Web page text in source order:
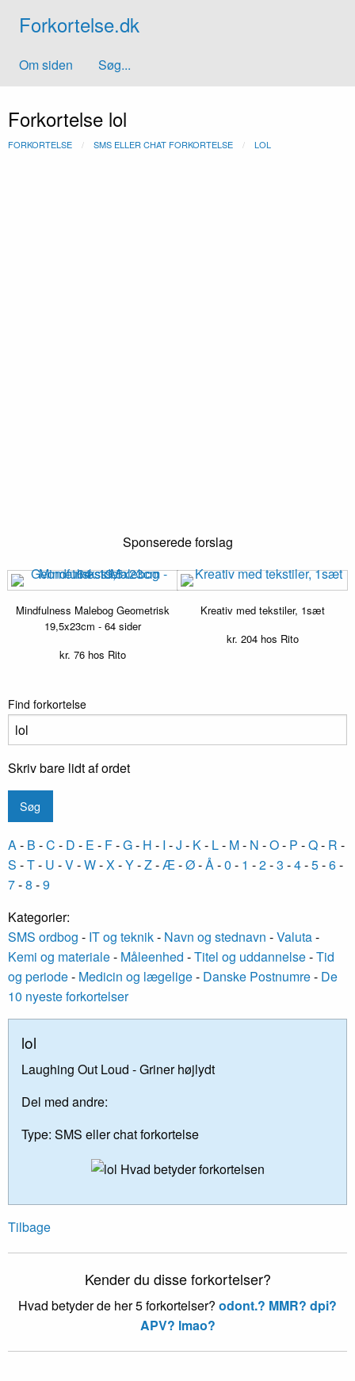
Forkortelse.dk
Om siden Søg...
Forkortelse lol
FORKORTELSE SMS ELLER CHAT FORKORTELSE LOL
Sponserede forslag
Mindfulness Malebog Geometrisk
19,5x23cm - 64 sider
kr. 76 hos Rito
Kreativ med tekstiler, 1sæt
kr. 204hos Rito
Find forkortelse
Skriv bare lidt af ordet
A- B -C - D - E - F-G- H - I -J - K- L- M- N -O- P -Q- R -
S -T- U -V-W-X-Y-Z-Æ-Ø-Å-0 - 1 -2-3 -4-5-6-
7-8 -9
Kategorier:
SMS ordbog - IT og teknik- Navn og stednavn -Valuta-
Kemi og materiale- Måleenhed -Titel og uddannelse-Tid
og periode- Medicin og lægelige- Danske Postnumre- De
10 nyeste forkortelser
lol
Laughing Out Loud - Griner højlydt
Del med andre:
Type: SMS eller chat forkortelse
Tilbage
Kender du disse forkortelser?
Hvad betyder de her 5 forkortelser? odont.? MMR? dpi?
APV? lmao?